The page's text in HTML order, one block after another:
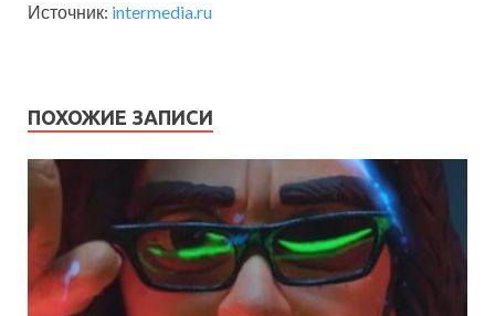
Источник: intermedia.ru
ПОХОЖИЕ ЗАПИСИ